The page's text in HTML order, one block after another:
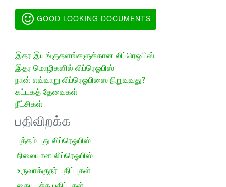
GOOD LOOKING DOCUMENTS
இதர இயங்குதளங்களுக்கான லிப்ரெஓபிஸ்
இதர மொழிகளில் லிப்ரெஓபிஸ்
நான் எவ்வாறு லிப்ரெஓபிஸை நிறுவுவது?
கட்டகத் தேவைகள்
நீட்சிகள்
பதிவிறக்க
புத்தம் புது லிப்ரெஓபிஸ்
நிலையான லிப்ரெஓபிஸ்
உருவாக்குநர் பதிப்புகள்